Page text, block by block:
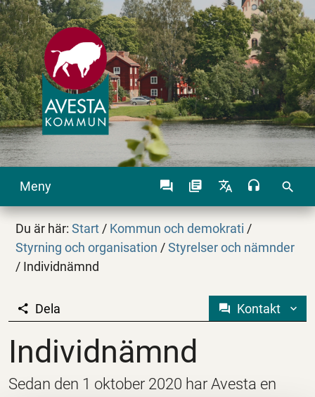
Meny search
Du är här:Start / Kommun och demokrati /
Styrning och organisation / Styrelser och nämnder
/ Individnämnd
Individnämnd
Dela Kontakt
Individnämnd
Sedan den 1 oktober 2020 har Avesta en